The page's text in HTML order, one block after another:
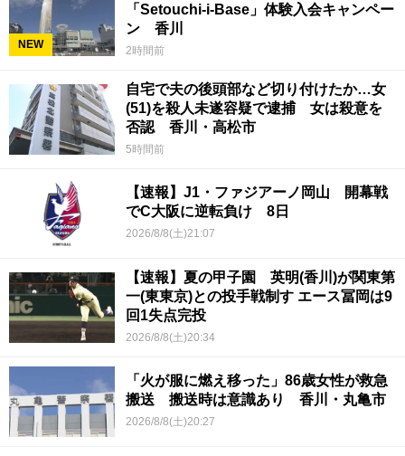
NEW
「Setouchi-i-Base」体験入会キャンペー
ン 香川
2時間前
自宅で夫の後頭部など切り付けたか…女
(51)を殺人未遂容疑で逮捕 女は殺意を
否認 香川・高松市
5時間前
【速報】J1・ファジアーノ岡山 開幕戦
でC大阪に逆転負け 8日
2026/8/8(土)21:07
【速報】夏の甲子園 英明(香川)が関東第
一(東東京)との投手戦制す エース冨岡は9
回1失点完投
2026/8/8(土)20:34
「火が服に燃え移った」86歳女性が救急
搬送 搬送時は意識あり 香川・丸亀市
2026/8/8(土)20:27